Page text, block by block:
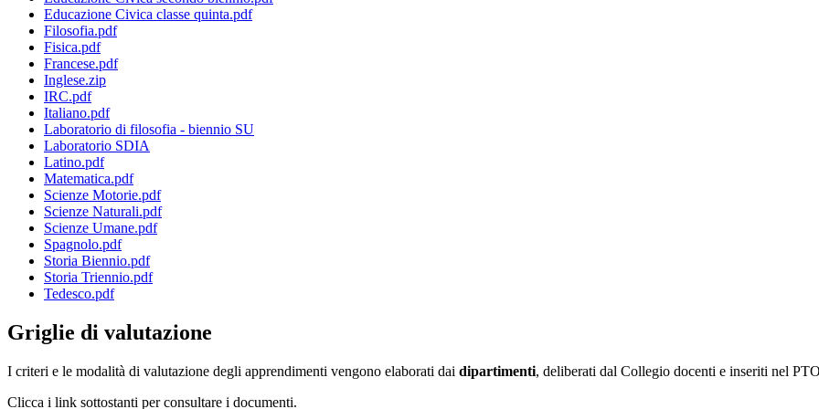
Educazione Civica classe quinta.pdf
Filosofia.pdf
Fisica.pdf
Francese.pdf
Inglese.zip
IRC.pdf
Italiano.pdf
Laboratorio di filosofia - biennio SU
Laboratorio SDIA
Latino.pdf
Matematica.pdf
Scienze Motorie.pdf
Scienze Naturali.pdf
Scienze Umane.pdf
Spagnolo.pdf
Storia Biennio.pdf
Storia Triennio.pdf
Tedesco.pdf
Griglie di valutazione
I criteri e le modalità di valutazione degli apprendimenti vengono elaborati dai dipartimenti, deliberati dal Collegio docenti e inseriti nel
Clicca i link sottostanti per consultare i documenti.